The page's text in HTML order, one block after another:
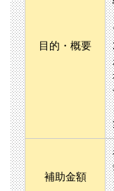
目的・概要
補助金額